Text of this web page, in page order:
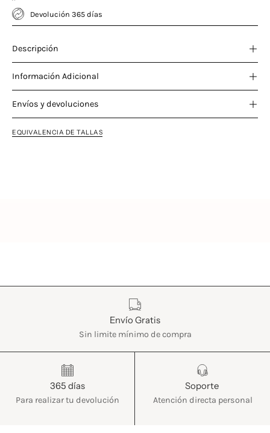
Devolución 365 días
Descripción
Información Adicional
Envíos y devoluciones
EQUIVALENCIA DE TALLAS
Envío Gratis
Sin limite mínimo de compra
365 días
Para realizar tu devolución
Soporte
Atención directa personal